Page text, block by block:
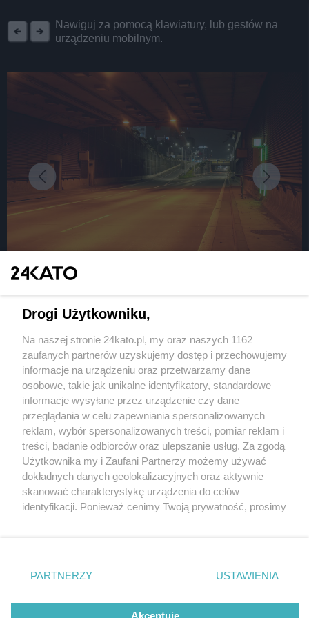
Nawiguj za pomocą klawiatury, lub gestów na
urządzeniu mobilnym.
Obiekt będzie zmodernizowany, a Kopuła na
2 / 5
Tunel pod Rondem w
Katowicach
Tunel pod Rondem w Katowicach został otwarty w
grudniu 2006 roku.
Wydawca mediów lokalnych
Nie zapomnij
zapoznać się z:
polityką prywatności regulamin korzystania z portali
Twojemiasto
Piekary Śląskie
Chorzów
Tarnowskie Góry
Gliwice
Skontakuj sięz nami
Kontakt
Wydawca
Redakcja
Drogi Użytkowniku,
Na naszej stronie 24kato.pl, my oraz naszych 1162
zaufanych partnerów uzyskujemy dostęp i przechowujemy
informacje na urządzeniu oraz przetwarzamy dane
osobowe, takie jak unikalne identyfikatory, standardowe
informacje wysyłane przez urządzenie czy dane
przeglądania w celu zapewniania spersonalizowanych
reklam, wybór spersonalizowanych treści, pomiar reklam i
treści, badanie odbiorców oraz ulepszanie usług. Za zgodą
Użytkownika my i Zaufani Partnerzy możemy używać
dokładnych danych geolokalizacyjnych oraz aktywnie
skanować charakterystykę urządzenia do celów
identyfikacji. Ponieważ cenimy Twoją prywatność, prosimy
prywatności znajdujący się w lewym dolnym rogu strony
. Niektóre rodzaje przetwarzania danych nie wymagają
zgody użytkownika, ale masz prawo sprzeciwić się
takiemu przetwarzaniu. Preferencje będą miały
PARTNERZY USTAWIENIA
Akceptuję